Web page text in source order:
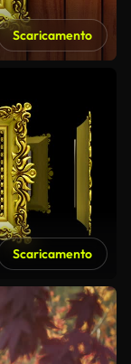
Scaricamento
Scaricamento